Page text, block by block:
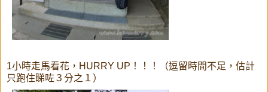
1小時走馬看花，HURRY UP！！！（逗留時間不足，估計
只跑住睇咗３分之１）